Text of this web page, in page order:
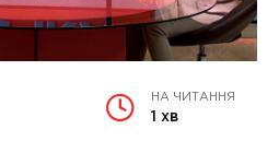
НА ЧИТАННЯ
1 хв